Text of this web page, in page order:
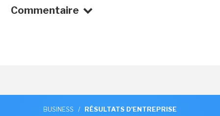
Commentaire
BUSINESS / RÉSULTATS D'ENTREPRISE